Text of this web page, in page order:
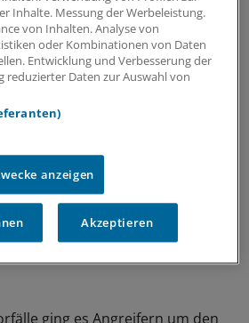
Staats
Cyberattacken seien direkt
zuzuordnen, allerdings seien
auch große Datenmengen
Diebe war meist recht
Jahr waren persönliche
das Hauptziel von
Jason Hart, Vice President and
ging es Angreifern um den
Inhalte. Messung der Werbeleistung.
von Inhalten. Analyse von
oder Kombinationen von Daten
Entwicklung und Verbesserung der
reduzierter Daten zur Auswahl von
anzeigen
Akzeptieren